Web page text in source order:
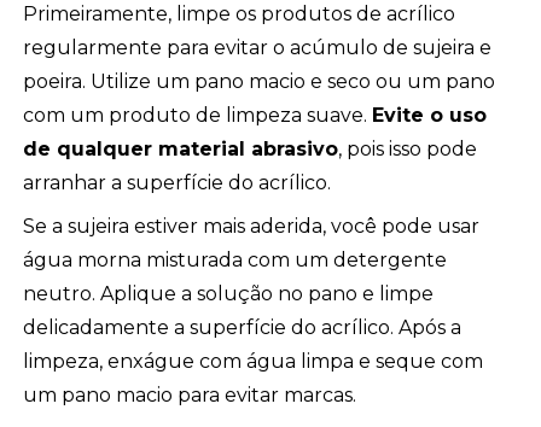
Primeiramente, limpe os produtos de acrílico
regularmente para evitar o acúmulo de sujeira e
poeira. Utilize um pano macio e seco ou um pano
com um produto de limpeza suave. Evite o uso
de qualquer material abrasivo, pois isso pode
arranhar a superfície do acrílico.
Se a sujeira estiver mais aderida, você pode usar
água morna misturada com um detergente
neutro. Aplique a solução no pano e limpe
delicadamente a superfície do acrílico. Após a
limpeza, enxágue com água limpa e seque com
um pano macio para evitar marcas.